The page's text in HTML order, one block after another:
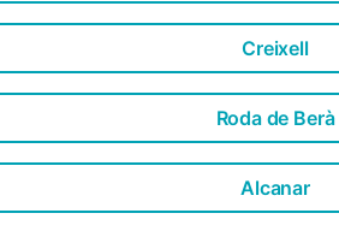
Creixell
Roda de Berà
Alcanar